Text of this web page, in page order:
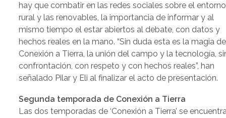
hay que combatir en las redes sociales sobre el entorno
rural y las renovables, la importancia de informar y al
mismo tiempo el estar abiertos al debate, con datos y
hechos reales en la mano. “Sin duda esta es la magia de
Conexión a Tierra, la unión del campo y la tecnología,
confrontación, con respeto y con hechos reales”, han
señalado Pilar y Eli al finalizar el acto de presentación.
Segunda temporada de Conexión a Tierra
Las dos temporadas de ‘Conexión a Tierra’ se